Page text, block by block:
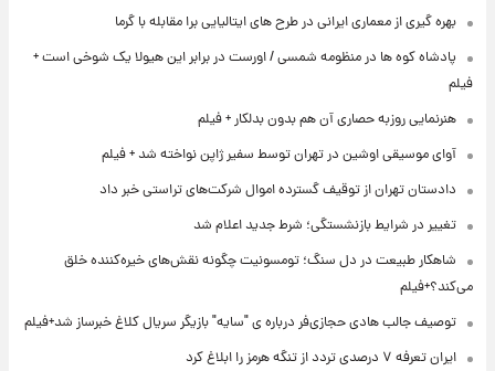
بهره گیری از معماری ایرانی در طرح های ایتالیایی برا مقابله با گرما
پادشاه کوه ها در منظومه شمسی / اورست در برابر این هیولا یک شوخی است +
فیلم
هنرنمایی روزبه حصاری آن هم بدون بدلکار + فیلم
آوای موسیقی اوشین در تهران توسط سفیر ژاپن نواخته شد + فیلم
دادستان تهران از توقیف گسترده اموال شرکت‌های تراستی خبر داد
تغییر در شرایط بازنشستگی؛ شرط جدید اعلام شد
شاهکار طبیعت در دل سنگ؛ تومسونیت چگونه نقش‌های خیره‌کننده خلق
می‌کند؟+فیلم
توصیف جالب هادی حجازی‌فر درباره ی "سایه" بازیگر سریال کلاغ خبرساز شد+فیلم
ایران تعرفه ۷ درصدی تردد از تنگه هرمز را ابلاغ کرد